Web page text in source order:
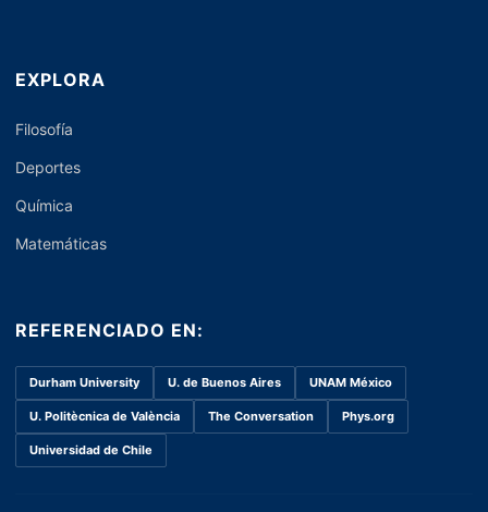
EXPLORA
Filosofía
Deportes
Química
Matemáticas
REFERENCIADO EN:
Durham University U. de Buenos Aires UNAM México
U. Politècnica de València The Conversation Phys.org
Universidad de Chile